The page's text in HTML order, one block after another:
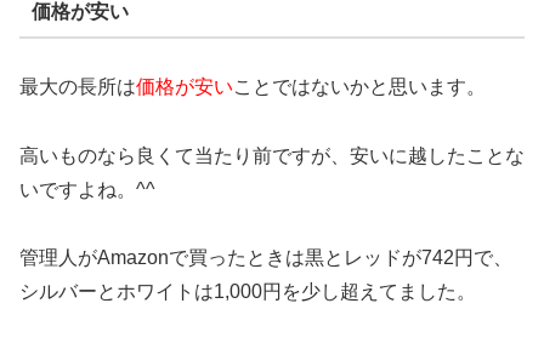
価格が安い
最大の長所は価格が安いことではないかと思います。
高いものなら良くて当たり前ですが、安いに越したことな
いですよね。^^
管理人がAmazonで買ったときは黒とレッドが742円で、
シルバーとホワイトは1,000円を少し超えてました。